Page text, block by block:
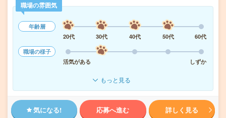
職場の雰囲気
年齢層
20代
30代 40代 50代
60代
職場の様子
活気がある
しずか
もっと見る
気になる! 応募へ進む 詳しく見る